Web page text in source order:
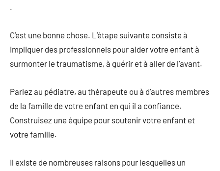
.
C’est une bonne chose. L’étape suivante consiste à
impliquer des professionnels pour aider votre enfant à
surmonter le traumatisme, à guérir et à aller de l’avant.
Parlez au pédiatre, au thérapeute ou à d’autres membres
de la famille de votre enfant en qui il a confiance.
Construisez une équipe pour soutenir votre enfant et
votre famille.
Il existe de nombreuses raisons pour lesquelles un